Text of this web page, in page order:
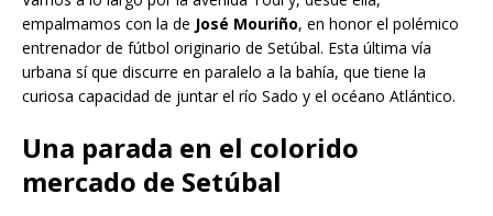
empalmamos con la de José Mouriño, en honor el polémico
entrenador de fútbol originario de Setúbal. Esta última vía
urbana sí que discurre en paralelo a la bahía, que tiene la
curiosa capacidad de juntar el río Sado y el océano Atlántico.
Una parada en el colorido
mercado de Setúbal